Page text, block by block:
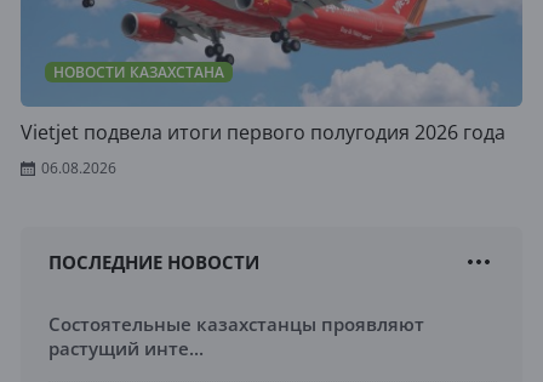
НОВОСТИ КАЗАХСТАНА
Vietjet подвела итоги первого полугодия 2026 года
06.08.2026
ПОСЛЕДНИЕ НОВОСТИ
Состоятельные казахстанцы проявляют
растущий инте...